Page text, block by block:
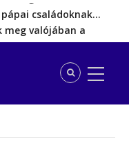
valójában a
Péter szerint még
elárasztják a
Péter gőzerővel
tett…
támogatásból kieső